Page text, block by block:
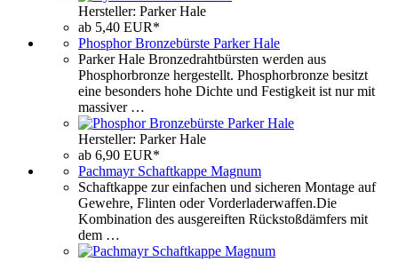
Hersteller: Parker Hale
ab 5,40 EUR*
Phosphor Bronzebürste Parker Hale
Parker Hale Bronzedrahtbürsten werden aus
Phosphorbronze hergestellt. Phosphorbronze besitzt
eine besonders hohe Dichte und Festigkeit ist nur mit
massiver …
Hersteller: Parker Hale
ab 6,90 EUR*
Pachmayr Schaftkappe Magnum
Schaftkappe zur einfachen und sicheren Montage auf
Gewehre, Flinten oder Vorderladerwaffen.Die
Kombination des ausgereiften Rückstoßdämfers mit
dem …